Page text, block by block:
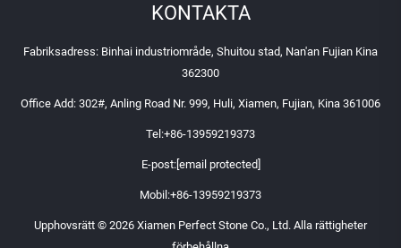
KONTAKTA
Fabriksadress: Binhai industriområde, Shuitou stad, Nan'an Fujian Kina
362300
Office Add: 302#, Anling Road Nr. 999, Huli, Xiamen, Fujian, Kina 361006
Tel:+86-13959219373
E-post:[email protected]
Mobil:+86-13959219373
Upphovsrätt © 2026 Xiamen Perfect Stone Co., Ltd. Alla rättigheter